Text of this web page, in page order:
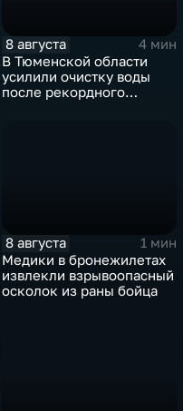
8 августа
4 мин
В Тюменской области
усилили очистку воды
после рекордного
8 августа
1 мин
Медики в бронежилетах
извлекли взрывоопасный
осколок из раны бойца